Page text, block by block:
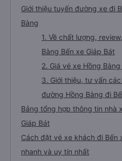
Giới thiệu tuyến đường xe đi
Bàng
1. Về chất lượng,
Bàng Bến xe Giáp Bát
2. Giá vé xe Hồng
3. Giới thiệu, tư vấn
đường Hồng Bàng đi
Bảng tổng hợp thông tin nhà
Giáp Bát
Cách đặt vé xe khách đi Bến
nhanh và uy tín nhất